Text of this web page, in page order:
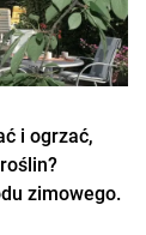
i ogrzać,
zimowego.